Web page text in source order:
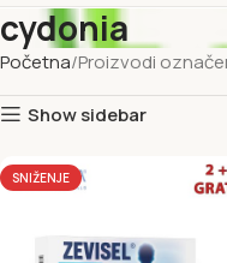
cydonia
Početna Proizvodi
Show sidebar
SNIŽENJE